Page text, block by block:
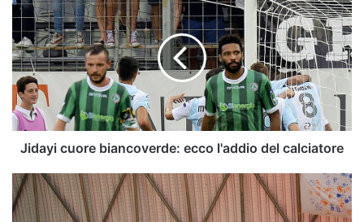
cuore
biancoverde:
ecco
l'addio
del
calciatore
Jidayi cuore biancoverde: ecco l'addio del calciatore
Basket
Club
Irpinia: